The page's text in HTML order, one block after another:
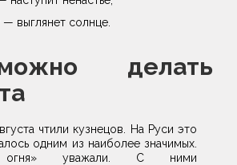
выглянет солнце.
делать
чтили кузнецов. На Руси это
одним из наиболее значимых.
огня» уважали. С ними